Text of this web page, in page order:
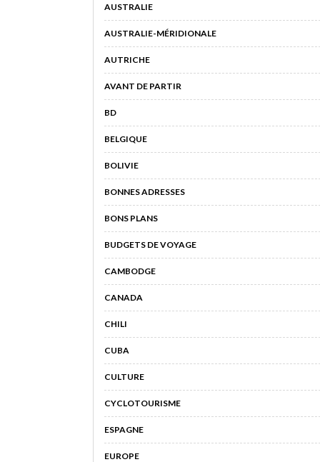
AUSTRALIE
AUSTRALIE-MÉRIDIONALE
AUTRICHE
AVANT DE PARTIR
BD
BELGIQUE
BOLIVIE
BONNES ADRESSES
BONS PLANS
BUDGETS DE VOYAGE
CAMBODGE
CANADA
CHILI
CUBA
CULTURE
CYCLOTOURISME
ESPAGNE
EUROPE